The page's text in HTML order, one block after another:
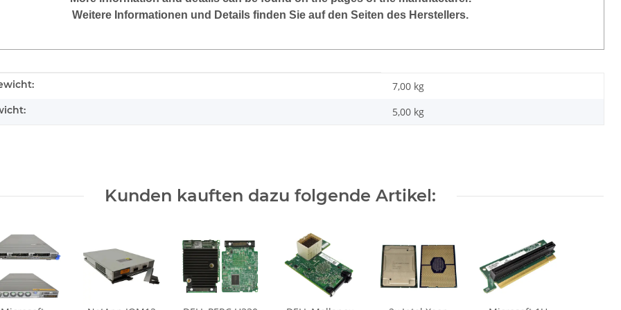
Weitere Informationen und Details finden Sie auf den Seiten des Herstellers.
7,00 kg
5,00 kg
Kunden kauften dazu folgende Artikel: